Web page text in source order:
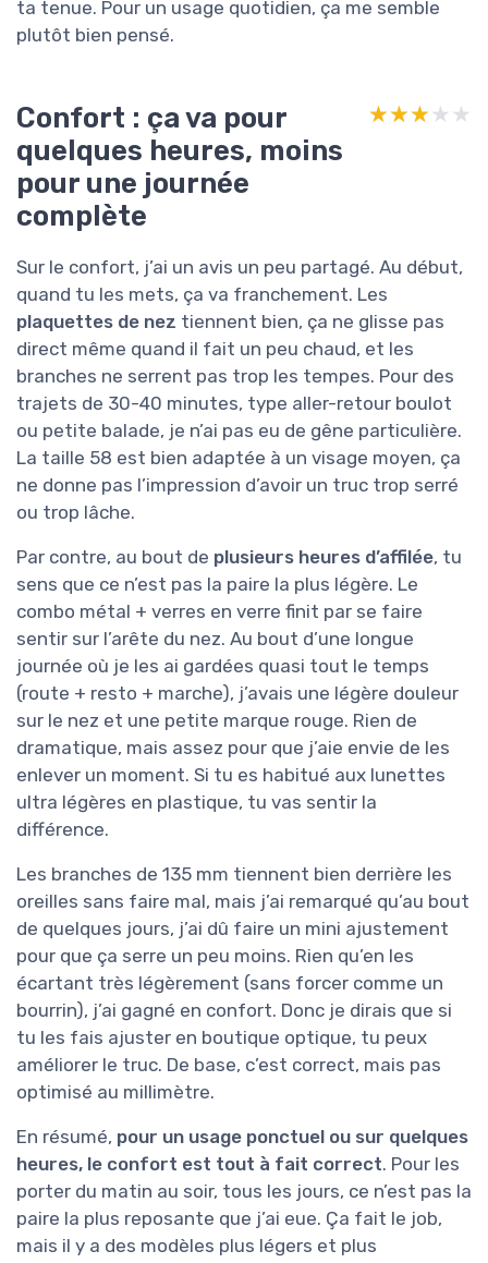
ta tenue. Pour un usage quotidien, ça me semble
plutôt bien pensé.
Confort : ça va pour
quelques heures, moins
pour une journée
complète
★★★★★
★★★★★
Sur le confort, j’ai un avis un peu partagé. Au début,
quand tu les mets, ça va franchement. Les
plaquettes de nez tiennent bien, ça ne glisse pas
direct même quand il fait un peu chaud, et les
branches ne serrent pas trop les tempes. Pour des
trajets de 30-40 minutes, type aller-retour boulot
ou petite balade, je n’ai pas eu de gêne particulière.
La taille 58 est bien adaptée à un visage moyen, ça
ne donne pas l’impression d’avoir un truc trop serré
ou trop lâche.
Par contre, au bout de plusieurs heures d’affilée, tu
sens que ce n’est pas la paire la plus légère. Le
combo métal + verres en verre finit par se faire
sentir sur l’arête du nez. Au bout d’une longue
journée où je les ai gardées quasi tout le temps
(route + resto + marche), j’avais une légère douleur
sur le nez et une petite marque rouge. Rien de
dramatique, mais assez pour que j’aie envie de les
enlever un moment. Si tu es habitué aux lunettes
ultra légères en plastique, tu vas sentir la
différence.
Les branches de 135 mm tiennent bien derrière les
oreilles sans faire mal, mais j’ai remarqué qu’au bout
de quelques jours, j’ai dû faire un mini ajustement
pour que ça serre un peu moins. Rien qu’en les
écartant très légèrement (sans forcer comme un
bourrin), j’ai gagné en confort. Donc je dirais que si
tu les fais ajuster en boutique optique, tu peux
améliorer le truc. De base, c’est correct, mais pas
optimisé au millimètre.
En résumé, pour un usage ponctuel ou sur quelques
heures, le confort est tout à fait correct. Pour les
porter du matin au soir, tous les jours, ce n’est pas la
paire la plus reposante que j’ai eue. Ça fait le job,
mais il y a des modèles plus légers et plus